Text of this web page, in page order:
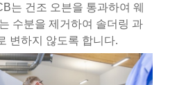
는 건조 오븐을 통과하여 웨
수분을 제거하여 솔더링 과
변하지 않도록 합니다.